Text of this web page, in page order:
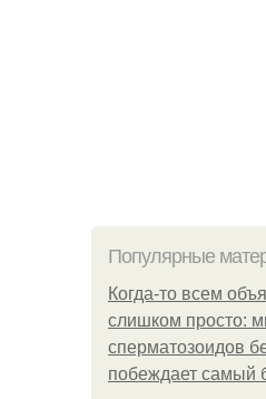
Популярные
Когда-то всем
слишком просто:
сперматозоидов
побеждает самый